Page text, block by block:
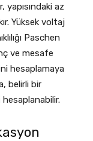
yapısındaki az
Yüksek voltaj
Paschen
ve mesafe
hesaplamaya
belirli bir